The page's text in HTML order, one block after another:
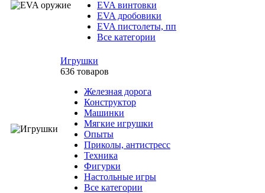
EVA винтовки
EVA дробовики
EVA пистолеты, пп
Все категории
Игрушки
636 товаров
Железная дорога
Конструктор
Машинки
Мягкие игрушки
Опыты
Приколы, антистресс
Техника
Фигурки
Настольные игры
Все категории